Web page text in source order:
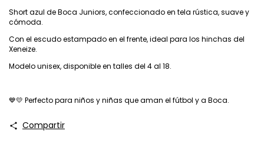
Short azul de Boca Juniors, confeccionado en tela rústica, suave y
cómoda.
Con el escudo estampado en el frente, ideal para los hinchas del
Xeneize.
Modelo unisex, disponible en talles del 4 al 18.
💙💛 Perfecto para niños y niñas que aman el fútbol y a Boca.
Compartir